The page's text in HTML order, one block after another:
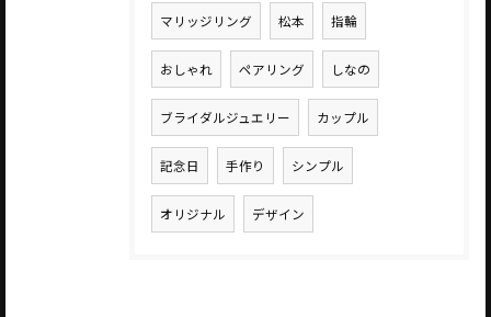
マリッジリング 松本 指輪
おしゃれ ペアリング しなの
ブライダルジュエリー カップル
記念日 手作り シンプル
オリジナル デザイン